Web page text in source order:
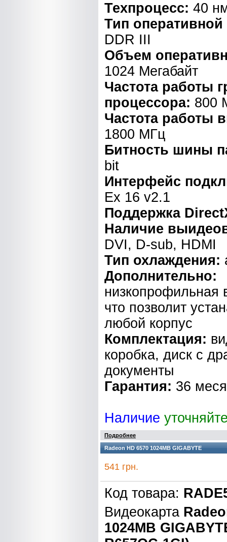
Техпроцесс: 40
Тип
DDR III
Объем
1024 Мегабайт
Частота работы
процессора: 800
Частота работы
1800 МГц
Битность шины
bit
Интерфейс
Ex 16 v2.1
Поддержка
Наличие
DVI, D-sub, HDMI
Тип охлаждения:
Дополнительно:
низкопрофильная
что позволит
любой корпус
Комплектация:
коробка, диск с
документы
Гарантия: 36
Наличие
Подробнее
Radeon HD 6570 1024MB GIGABYTE
541 грн.
Код товара:
Видеокарта
1024MB